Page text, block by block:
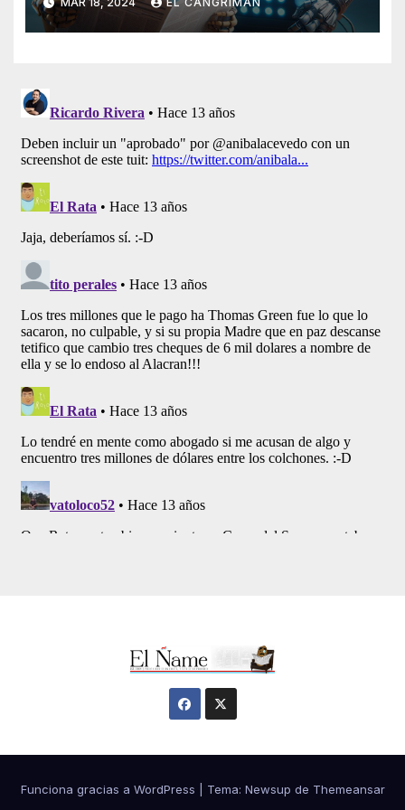
Artificial
Funciona gracias a WordPress Tema: Newsup de Themeansar